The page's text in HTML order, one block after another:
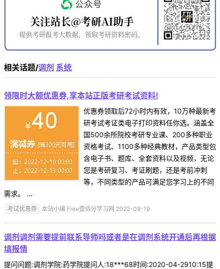
相关话题/调剂 系统
领限时大额优惠券,享本站正版考研考试资料!
优惠券领取后72小时内有效，10万种最新考
研考试考证类电子打印资料任你选。涵盖全
国500余所院校考研专业课、200多种职业
资格考试、1100多种经典教材，产品类型包
含电子书、题库、全套资料以及视频，无论
您是考研复习、考证刷题，还是考前冲刺
等，不同类型的产品可满足您学习上的不同
需求。 ...
考试优惠券 本站小编 Free壹佰分学习网 2022-09-19
调剂调剂需要提前联系导师吗或者是在调剂系统开通后再根据
填报情
提问问题:调剂学院:药学院提问人:18***68时间:2020-04-2910:15提